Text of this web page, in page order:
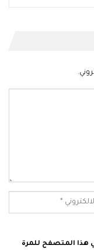
هذا المتصفح للمرة